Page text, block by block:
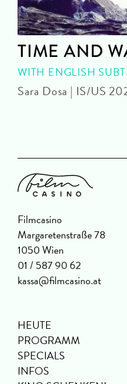
TIME AND
WITH ENGLISH
Sara Dosa | IS/US
Filmcasino
Margaretenstraße 78
1050 Wien
01 / 587 90 62
kassa@filmcasino.at
HEUTE
PROGRAMM
SPECIALS
INFOS